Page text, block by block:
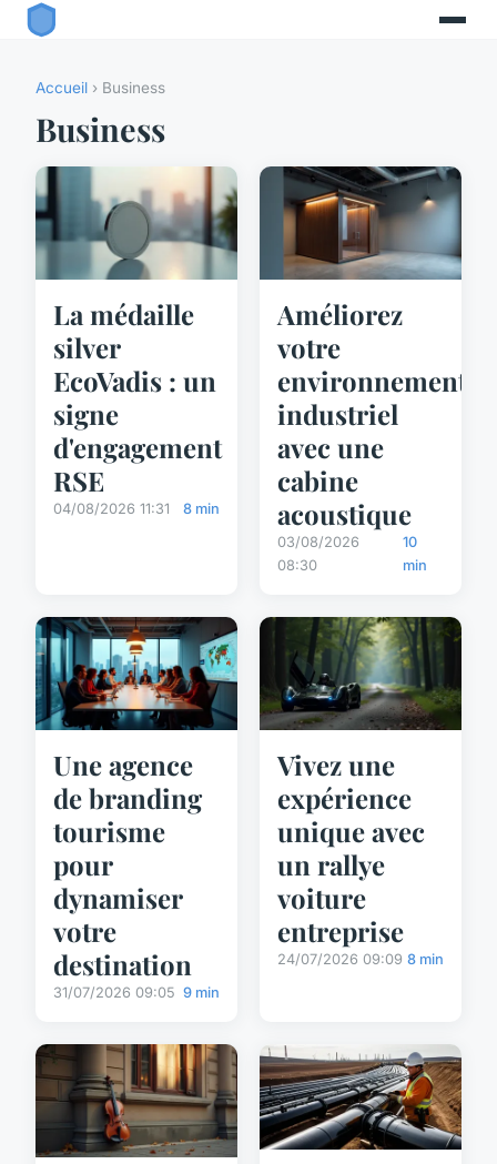
Accueil › Business
Business
La médaille
silver
EcoVadis : un
signe
d'engagement
RSE
04/08/2026 11:31 8 min
Améliorez
votre
environnement
industriel
avec une
cabine
acoustique
03/08/2026
08:30
10
min
Une agence
de branding
tourisme
pour
dynamiser
votre
destination
31/07/2026 09:05 9 min
Vivez une
expérience
unique avec
un rallye
voiture
entreprise
24/07/2026 09:09 8 min